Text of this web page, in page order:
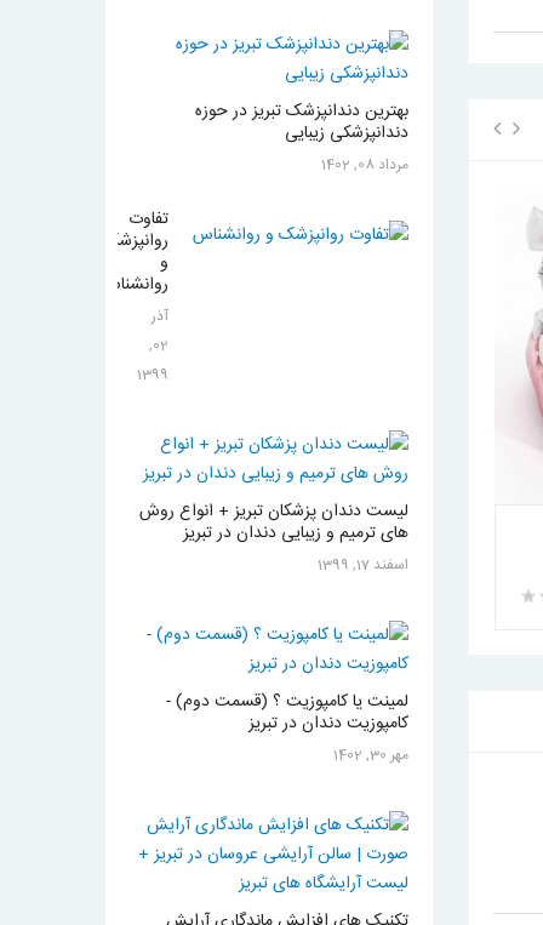
بهترین دندانپزشک تبریز در حوزه
دندانپزشکی زیبایی
مرداد 08, 1402
تفاوت
روانپزشک
و
روانشناس
آذر
02,
1399
لیست دندان پزشکان تبریز + انواع روش
های ترمیم و زیبایی دندان در تبریز
اسفند 17, 1399
لمینت یا کامپوزیت ؟ (قسمت دوم) -
کامپوزیت دندان در تبریز
مهر 30, 1402